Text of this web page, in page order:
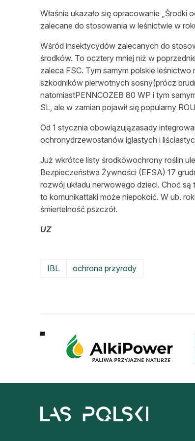
Właśnie ukazało się opracowanie
zalecane do stosowania w leśnictwie w
Wśród insektycydów zalecanych do
środków. To ocztery mniej niż w
zaleca FSC. Tym samym polskie
szkodników pierwotnych sosny(prócz
natomiastPENNCOZEB 80 WP i tym
SL, ale w zamian pojawił się popularny
Od 1 stycznia obowiązujązasady
ochronydrzewostanów iglastych i
Już wkrótce listy środkówochrony roślin
Bezpieczeństwa Żywności (EFSA) 17
rozwój układu nerwowego dzieci. Choć
to komunikattaki może niepokoić. W ub.
śmiertelność pszczół.
UZ
IBL ochrona przyrody